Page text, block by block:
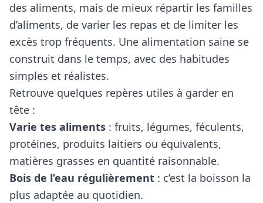
des aliments, mais de mieux répartir les familles
d’aliments, de varier les repas et de limiter les
excès trop fréquents. Une alimentation saine se
construit dans le temps, avec des habitudes
simples et réalistes.
Retrouve quelques repères utiles à garder en
tête :
Varie tes aliments : fruits, légumes, féculents,
protéines, produits laitiers ou équivalents,
matières grasses en quantité raisonnable.
Bois de l’eau régulièrement : c’est la boisson la
plus adaptée au quotidien.